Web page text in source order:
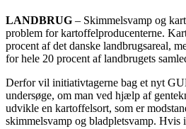
LANDBRUG – Skimmelsvamp og
problem for kartoffelproducenterne.
procent af det danske landbrugsareal,
for hele 20 procent af landbrugets
Derfor vil initiativtagerne bag et nyt
undersøge, om man ved hjælp af
udvikle en kartoffelsort, som er
skimmelsvamp og bladpletsvamp. Hvis